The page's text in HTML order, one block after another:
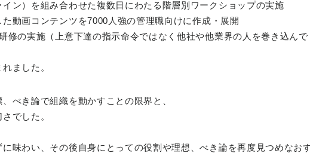
ン）を組み合わせた複数日にわたる階層別ワークショップの実施
動画コンテンツを7000人強の管理職向けに作成・展開
修の実施（上意下達の指示命令ではなく他社や他業界の人を巻き込ん
ました。
べき論で組織を動かすことの限界と、
でした。
味わい、その後自身にとっての役割や理想、べき論を再度見つめなおす